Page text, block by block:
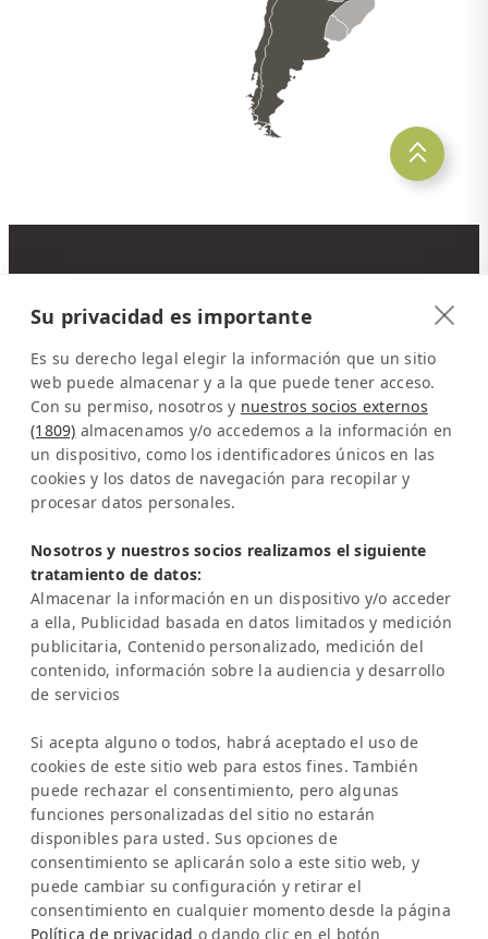
Latinconnect
a/o DMC Systems SA
Sabana Sur, Calle 66
Edificio ARA Tours
10108 San José
Costa Rica
Representación en Europa:
Tel:+49-221-7597715
SERVICIO
Preguntas frecuentes (FAQ)
Academia Latinconnect
Asistencia
Aviso legal
Política de privacidad
IA y Transparencia
NEWSLETTER
Infórmate sobre novedades y eventos
Su privacidad es importante
Es su derecho legal elegir la información que un sitio
web puede almacenar y a la que puede tener acceso.
Con su permiso, nosotros y nuestros socios externos
(1809) almacenamos y/o accedemos a la información en
un dispositivo, como los identificadores únicos en las
cookies y los datos de navegación para recopilar y
procesar datos personales.
Nosotros y nuestros socios realizamos el siguiente
tratamiento de datos:
Almacenar la información en un dispositivo y/o acceder
a ella, Publicidad basada en datos limitados y medición
publicitaria, Contenido personalizado, medición del
contenido, información sobre la audiencia y desarrollo
de servicios
Si acepta alguno o todos, habrá aceptado el uso de
cookies de este sitio web para estos fines. También
puede rechazar el consentimiento, pero algunas
funciones personalizadas del sitio no estarán
disponibles para usted. Sus opciones de
consentimiento se aplicarán solo a este sitio web, y
puede cambiar su configuración y retirar el
consentimiento en cualquier momento desde la página
Política de privacidad o dando clic en el botón